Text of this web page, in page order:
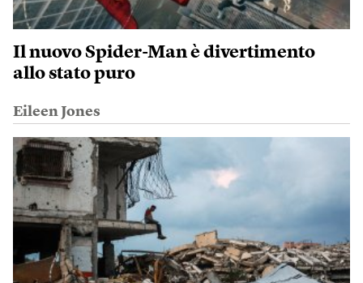
Il nuovo Spider-Man è divertimento
allo stato puro
Eileen Jones